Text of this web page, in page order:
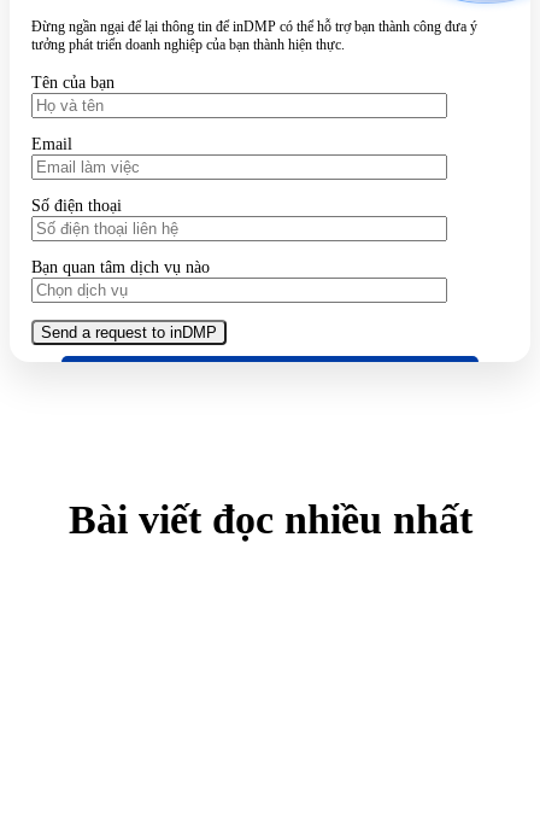
Đừng ngần ngại để lại thông tin để inDMP có thể hỗ trợ bạn thành công đưa ý
tưởng phát triển doanh nghiệp của bạn thành hiện thực.
Tên của bạn
Email
Số điện thoại
Bạn quan tâm dịch vụ nào
Bài viết đọc nhiều nhất